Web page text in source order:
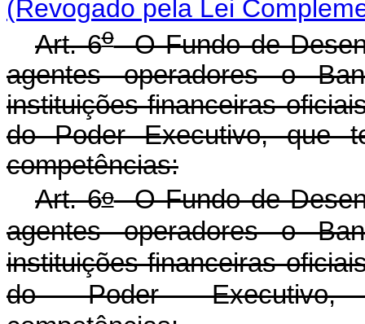
(Revogado pela Lei
Art. 6oO Fundo de
agentes operadores o
instituições financeiras
do Poder Executivo, que
competências:
Art. 6oO Fundo de
agentes operadores o
instituições financeiras
do Poder